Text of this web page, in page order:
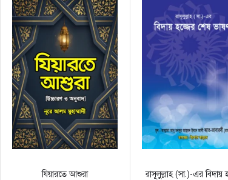
যিয়ারতে আশুরা
রাসূলুল্লাহ (সা.)-এর বিদায়